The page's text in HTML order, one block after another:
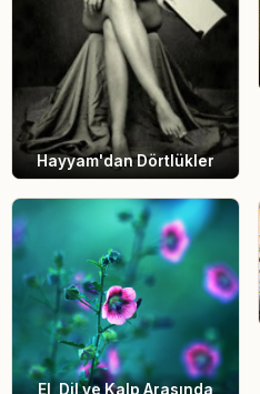
Hayyam'dan Dörtlükler
El, Dil ve Kalp Arasında